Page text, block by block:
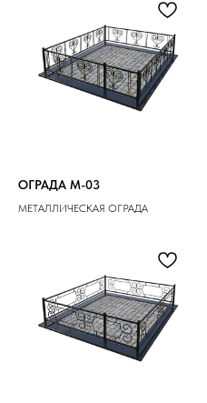
ОГРАДА M-03
МЕТАЛЛИЧЕСКАЯ ОГРАДА